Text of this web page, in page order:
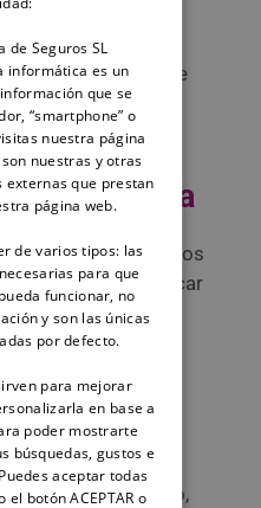
obligación.
poca cantidad de
que sigas estos
con sombra
para que ambos
de la playa y buscar
animal podrá
de que se
un sitio sombreado,
de Seguros SL
informática es un
que se
“smartphone” o
nuestra página
nuestras y otras
externas que prestan
página web.
de varios tipos: las
para que
funcionar, no
y son las únicas
por defecto.
para mejorar
en base a
poder mostrarte
búsquedas, gustos e
aceptar todas
botón ACEPTAR o